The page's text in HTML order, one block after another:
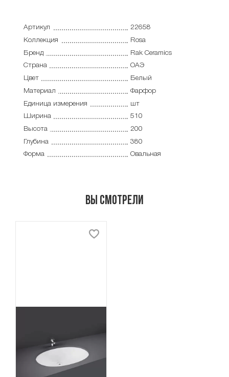
Артикул
22658
Коллекция
Rosa
Бренд
Rak Ceramics
Страна
ОАЭ
Цвет
Белый
Материал
Фарфор
Единица измерения
шт
Ширина
510
Высота
200
Глубина
380
Форма
Овальная
Вы смотрели